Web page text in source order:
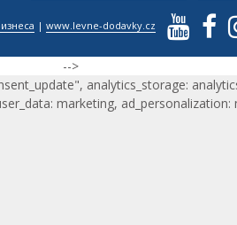
|www.levne-dodavky.cz
-->
analytics_storage:
marketing, ad_personalization: